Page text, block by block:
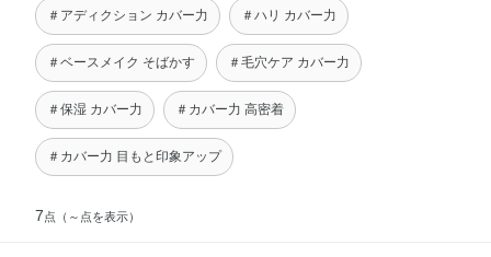
＃アディクション カバー力 ＃ハリ カバー力
＃ベースメイク そばかす ＃毛穴ケア カバー力
＃保湿 カバー力 ＃カバー力 高密着
＃カバー力 目もと印象アップ
7点 （～点を表示）